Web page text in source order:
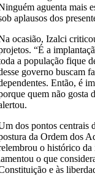
aguenta mais
aplausos dos
ocasião, Izalci
“É a
a população fique
governo buscam
Então, é
quem não gosta
dos pontos centrais
da Ordem dos
o histórico
o que
e às